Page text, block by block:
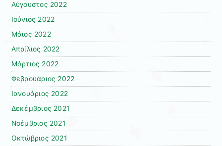
Αύγουστος 2022
Ιούνιος 2022
Μάιος 2022
Απρίλιος 2022
Μάρτιος 2022
Φεβρουάριος 2022
Ιανουάριος 2022
Δεκέμβριος 2021
Νοέμβριος 2021
Οκτώβριος 2021